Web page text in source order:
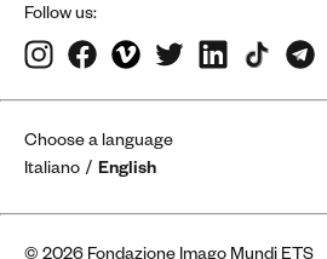
Follow us:
Choose a language
Italiano
English